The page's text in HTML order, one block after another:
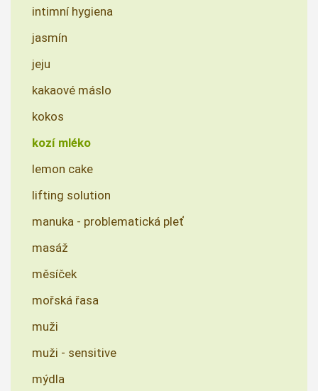
intimní hygiena
jasmín
jeju
kakaové máslo
kokos
kozí mléko
lemon cake
lifting solution
manuka - problematická pleť
masáž
měsíček
mořská řasa
muži
muži - sensitive
mýdla